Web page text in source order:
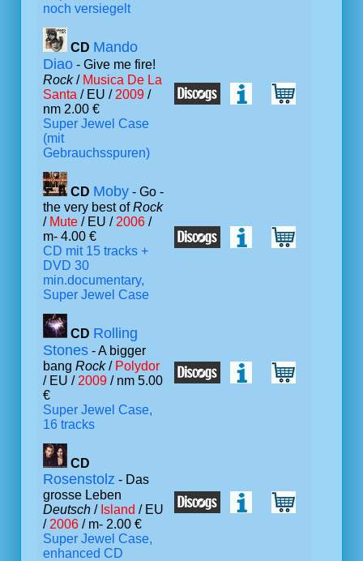
noch versiegelt
CD Mando
Diao - Give me fire!
Rock/ Musica De La
Santa / EU / 2009 /
nm 2.00 €
Super Jewel Case
(mit
Gebrauchsspuren)
CD Moby - Go -
the very best ofRock
/ Mute / EU / 2006 /
m- 4.00 €
CD mit 15 tracks +
DVD 30
min.documentary,
Super Jewel Case
CD Rolling
Stones - A bigger
bang Rock/ Polydor
/ EU / 2009 / nm 5.00
€
Super Jewel Case,
16 tracks
CD
Rosenstolz - Das
grosse Leben
Deutsch / Island / EU
/ 2006 / m- 2.00 €
Super Jewel Case,
enhanced CD